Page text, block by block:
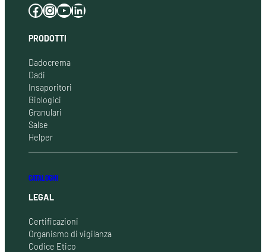
Facebook Instagram YouTube LinkedIn
PRODOTTI
Dadocrema
Dadi
Insaporitori
Biologici
Granulari
Salse
Helper
CATALOGHI
LEGAL
Certificazioni
Organismo di vigilanza
Codice Etico